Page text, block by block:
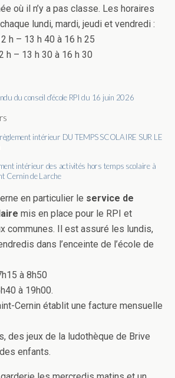
où il n’y a pas classe. Les horaires
lundi, mardi, jeudi et vendredi :
h – 13 h 40 à 16 h 25
h – 13 h 30 à 16 h 30
du conseil d’école RPI du 16 juin 2026
intérieur DU TEMPS SCOLAIRE SUR LE
intérieur des activités hors temps scolaire à
Cernin de Larche
en particulier le service de
mis en place pour le RPI et
communes. Il est assuré les lundis,
dans l’enceinte de l’école de
à 8h50
à 19h00.
Cernin établit une facture mensuelle
des jeux de la ludothèque de Brive
enfants.